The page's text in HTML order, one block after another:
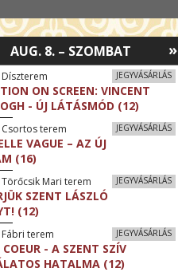
»
AUG. 8. – SZOMBAT
JEGYVÁSÁRLÁS
ON SCREEN: VINCENT
- ÚJ LÁTÁSMÓD (12)
JEGYVÁSÁRLÁS
terem
VAGUE – AZ ÚJ
(16)
JEGYVÁSÁRLÁS
Mari terem
SZENT LÁSZLÓ
(12)
JEGYVÁSÁRLÁS
terem
COEUR - A SZENT SZÍV
HATALMA (12)